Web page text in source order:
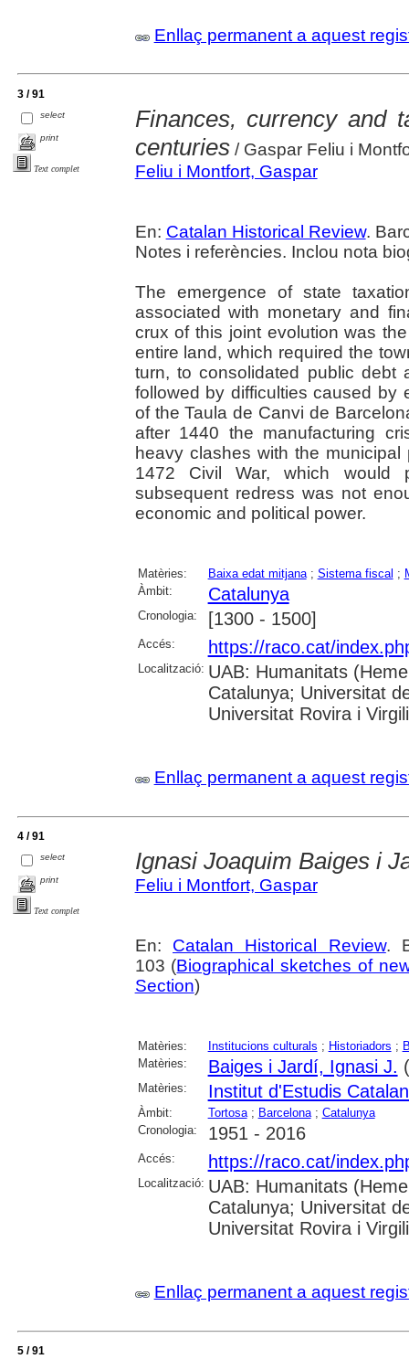
Enllaç permanent a aquest
3 / 91
select
print
Text complet
Finances, currency and
centuries/ Gaspar Feliu i
Feliu i Montfort, Gaspar
En: Catalan Historical Review.
Notes i referències. Inclou nota
The emergence of state
associated with monetary and
crux of this joint evolution was
entire land, which required the
turn, to consolidated public
followed by difficulties caused by
of the Taula de Canvi de
after 1440 the manufacturing
heavy clashes with the
1472 Civil War, which would
subsequent redress was not
economic and political power.
Matèries: Baixa edat mitjana; Sistema fiscal ;
Àmbit:
Catalunya
Cronologia: [1300 - 1500]
Accés: https://raco.cat/
Localització: UAB: Humanitats
Catalunya; Universitat
Universitat Rovira i Virgili
Enllaç permanent a aquest
4 / 91
select
print
Text complet
Ignasi Joaquim Baiges i
Feliu i Montfort, Gaspar
En: Catalan Historical Review.
103 (Biographical sketches of
Section)
Matèries: Institucions culturals ; Historiadors ;
Matèries:
Baiges i Jardí, Ignasi J.
Matèries: Institut d'Estudis
Àmbit: Tortosa; Barcelona; Catalunya
Cronologia:
1951 - 2016
Accés: https://raco.cat/
Localització: UAB: Humanitats
Catalunya; Universitat
Universitat Rovira i Virgili
Enllaç permanent a aquest
5 / 91